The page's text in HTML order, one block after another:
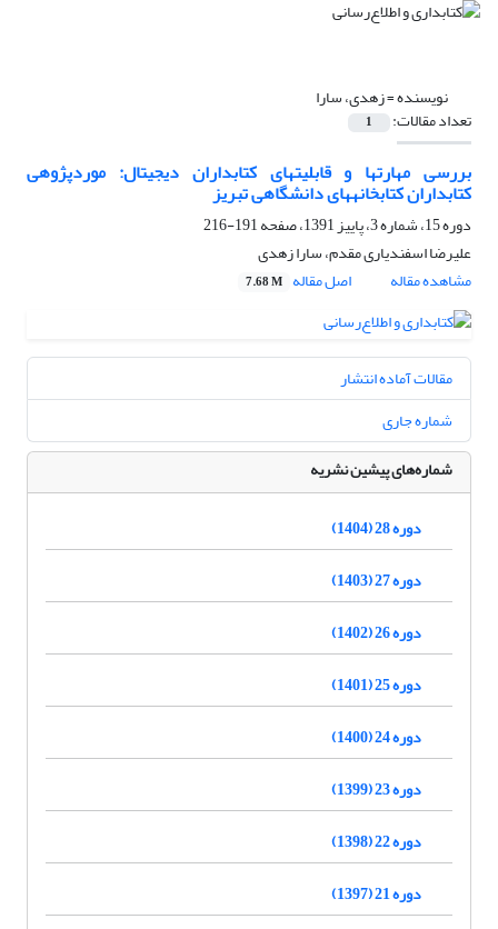
نویسنده =زهدی، سارا
تعداد مقالات: 1
بررسی مهارتها و قابلیتهای کتابداران دیجیتال: موردپژوهی
کتابداران کتابخانه‎های دانشگاهی تبریز
دوره 15، شماره 3، پاییز 1391، صفحه
191-216
علیرضا اسفندیاری مقدم، سارا زهدی
مشاهده مقاله
اصل مقاله 7.68 M
مقالات آماده انتشار
شماره جاری
شماره‌های پیشین نشریه
دوره 28 (1404)
دوره 27 (1403)
دوره 26 (1402)
دوره 25 (1401)
دوره 24 (1400)
دوره 23 (1399)
دوره 22 (1398)
دوره 21 (1397)